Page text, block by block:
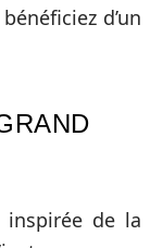
d’un
inspirée de la